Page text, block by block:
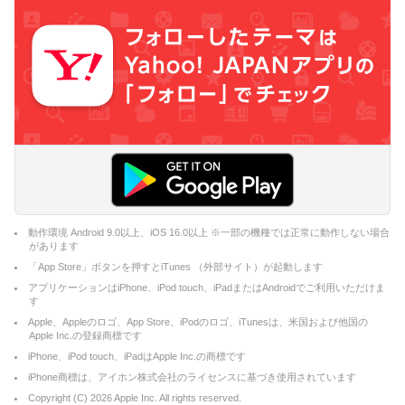
動作環境 Android 9.0以上、iOS 16.0以上 ※一部の機種では正常に動作しない場合
があります
「App Store」ボタンを押すとiTunes （外部サイト）が起動します
アプリケーションはiPhone、iPod touch、iPadまたはAndroidでご利用いただけま
す
Apple、Appleのロゴ、App Store、iPodのロゴ、iTunesは、米国および他国の
Apple Inc.の登録商標です
iPhone、iPod touch、iPadはApple Inc.の商標です
iPhone商標は、アイホン株式会社のライセンスに基づき使用されています
Copyright (C) 2026Apple Inc. All rights reserved.